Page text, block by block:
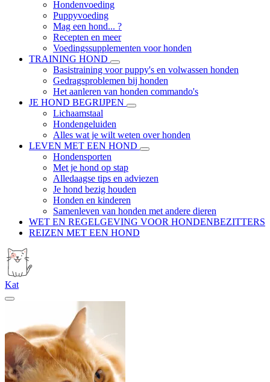
Hondenvoeding
Puppyvoeding
Mag een hond... ?
Recepten en meer
Voedingssupplementen voor honden
TRAINING HOND
Basistraining voor puppy's en volwassen honden
Gedragsproblemen bij honden
Het aanleren van honden commando's
JE HOND BEGRIJPEN
Lichaamstaal
Hondengeluiden
Alles wat je wilt weten over honden
LEVEN MET EEN HOND
Hondensporten
Met je hond op stap
Alledaagse tips en adviezen
Je hond bezig houden
Honden en kinderen
Samenleven van honden met andere dieren
WET EN REGELGEVING VOOR HONDENBEZITTERS
REIZEN MET EEN HOND
Kat